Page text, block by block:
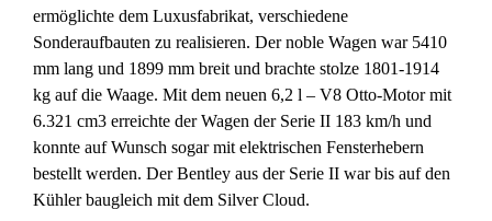
ermöglichte dem Luxusfabrikat, verschiedene
Sonderaufbauten zu realisieren. Der noble Wagen war 5410
mm lang und 1899 mm breit und brachte stolze 1801-1914
kg auf die Waage. Mit dem neuen 6,2 l – V8 Otto-Motor mit
6.321 cm3 erreichte der Wagen der Serie II 183 km/h und
konnte auf Wunsch sogar mit elektrischen Fensterhebern
bestellt werden. Der Bentley aus der Serie II war bis auf den
Kühler baugleich mit dem Silver Cloud.